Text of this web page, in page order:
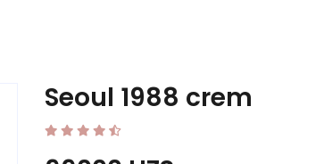
Seoul 1988 crem